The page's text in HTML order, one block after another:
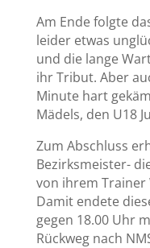
Am Ende folgte
leider etwas
und die lange
ihr Tribut. Aber
Minute hart
Mädels, den U18
Zum Abschluss
Bezirksmeister-
von ihrem Trainer
Damit endete
gegen 18.00 Uhr
Rückweg nach